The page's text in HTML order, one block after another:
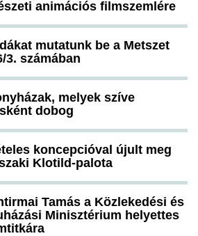
animációs filmszemlére
mutatunk be a Metszet
3. számában
melyek szíve
dobog
koncepcióval újult meg
Klotild-palota
Tamás a Közlekedési és
Minisztérium helyettes